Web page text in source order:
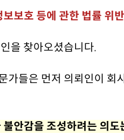
보호 등에 관한 법률 위
을 찾아오셨습니다.
가들은 먼저 의뢰인이 회
안감을 조성하려는 의도